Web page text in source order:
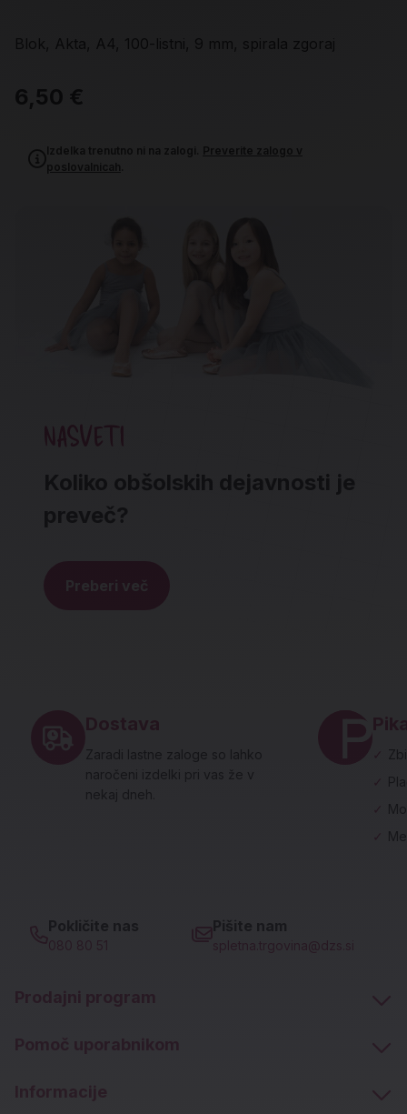
Blok, Akta, A4, 100-listni, 9 mm, spirala zgoraj
6,50 €
Izdelka trenutno ni na zalogi.
Preverite zalogo v
poslovalnicah
NASVETI
Koliko obšolskih dejavnosti je
preveč?
Preberi več
Zaradi lastne zaloge so lahko
naročeni izdelki pri vas že v
nekaj dneh.
✓
✓
Pokličite nas
080 80 51
Pišite nam
spletna.trgovina@dzs.si
Prodajni program
Pomoč uporabnikom
Informacije